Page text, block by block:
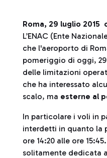
Roma, 29 luglio 2015
L’ENAC (Ente
che l'aeroporto di
pomeriggio di oggi,
delle limitazioni
che ha interessato
scalo, ma esterne al
In particolare i voli in
interdetti in quanto la
ore 14:20 alle ore
solitamente dedicata